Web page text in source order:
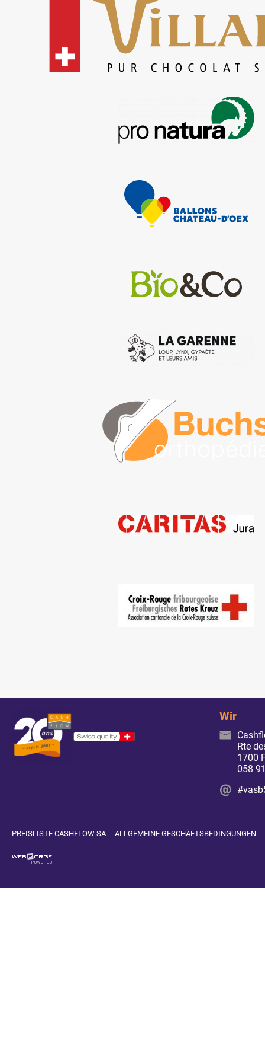
Wir
Rte
1700
058
PREISLISTE CASHFLOW SA ALLGEMEINE GESCHÄFTSBEDINGUNGEN